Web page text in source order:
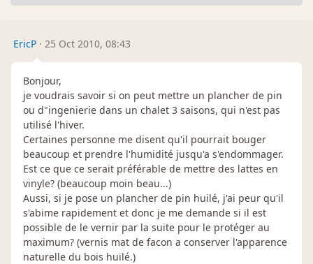
EricP · 25 Oct 2010, 08:43
Bonjour,
je voudrais savoir si on peut mettre un plancher de pin
ou d"ingenierie dans un chalet 3 saisons, qui n'est pas
utilisé l'hiver.
Certaines personne me disent qu'il pourrait bouger
beaucoup et prendre l'humidité jusqu'a s'endommager.
Est ce que ce serait préférable de mettre des lattes en
vinyle? (beaucoup moin beau...)
Aussi, si je pose un plancher de pin huilé, j'ai peur qu'il
s'abime rapidement et donc je me demande si il est
possible de le vernir par la suite pour le protéger au
maximum? (vernis mat de facon a conserver l'apparence
naturelle du bois huilé.)